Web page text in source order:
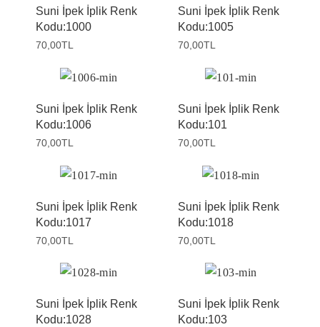
Suni İpek İplik Renk
Kodu:1000
70,00TL
Suni İpek İplik Renk
Kodu:1005
70,00TL
Suni İpek İplik Renk
Kodu:1006
70,00TL
Suni İpek İplik Renk
Kodu:101
70,00TL
Suni İpek İplik Renk
Kodu:1017
70,00TL
Suni İpek İplik Renk
Kodu:1018
70,00TL
Suni İpek İplik Renk
Kodu:1028
Suni İpek İplik Renk
Kodu:103